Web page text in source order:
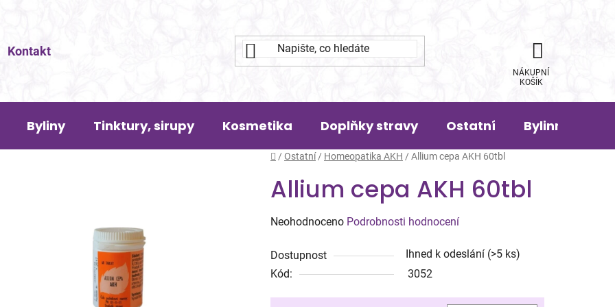
Kontakt
NÁKUPNÍ
KOŠÍK
Byliny Tinktury, sirupy Kosmetika Doplňky stravy Ostatní Bylinná
Domů
/ Ostatní / Homeopatika AKH / Allium cepa AKH 60tbl
Allium cepa AKH 60tbl
Průměrné
produktu
je
0,0
Neohodnoceno Podrobnosti hodnocení
Dostupnost Ihned k odeslání (>5 ks)
Kód:
3052